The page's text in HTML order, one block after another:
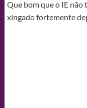
Que bom que o IE não
xingado fortemente